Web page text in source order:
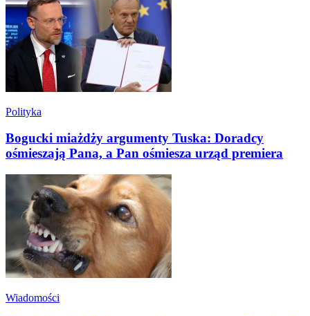
Polityka
Bogucki miażdży argumenty Tuska: Doradcy
ośmieszają Pana, a Pan ośmiesza urząd premiera
Wiadomości